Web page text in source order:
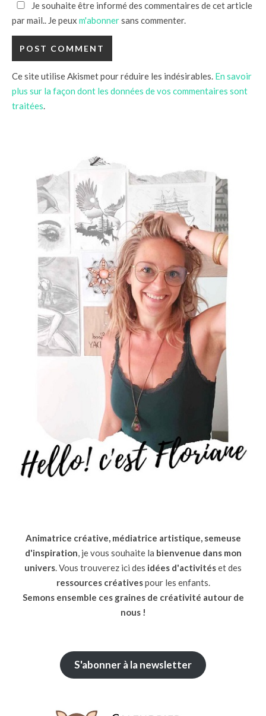
Je souhaite être informé des commentaires de cet article
par mail.. Je peux m'abonnersans commenter.
Ce site utilise Akismet pour réduire les indésirables. En savoir
plus sur la façon dont les données de vos commentaires sont
traitées.
Animatrice créative, médiatrice artistique, semeuse
d'inspiration, je vous souhaite la bienvenue dans mon
univers. Vous trouverez ici des idées d'activitéset des
ressources créativespour les enfants.
Semons ensemble ces graines de créativité autour de
nous !
S'abonner à la newsletter